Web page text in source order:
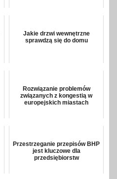
Jakie drzwi wewnętrzne
sprawdzą się do domu
Rozwiązanie problemów
związanych z kongestią w
europejskich miastach
Przestrzeganie przepisów BHP
jest kluczowe dla
przedsiębiorstw